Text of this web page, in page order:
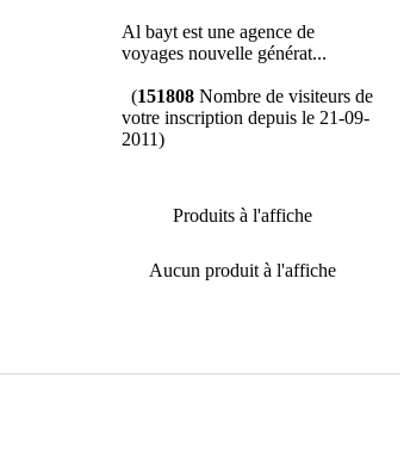
Al bayt est une agence de
voyages nouvelle générat...
(151808Nombre de visiteurs de
votre inscription depuis le 21-09-
2011)
Produits à l'affiche
Aucun produit à l'affiche